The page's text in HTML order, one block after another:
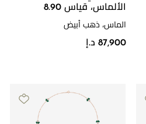
الألماس، قياس 8.90
الماس، ذهب أبيض
87,900 د.إ